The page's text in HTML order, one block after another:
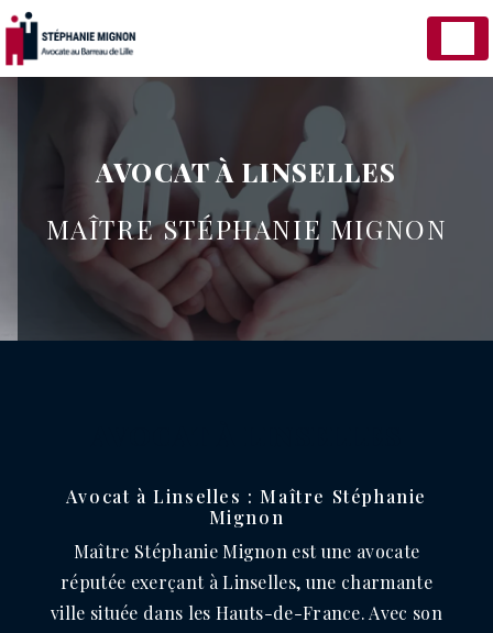
AVOCAT À LINSELLES
MAÎTRE STÉPHANIE MIGNON
Avocat à Linselles : Maître Stéphanie
Mignon
Maître Stéphanie Mignon est une avocate
réputée exerçant à Linselles, une charmante
ville située dans les Hauts-de-France. Avec son
Panneau de gestion des cookies